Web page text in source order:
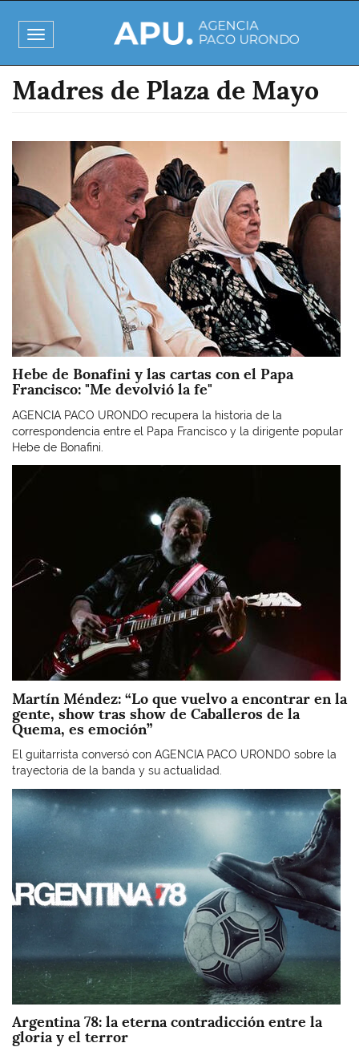
al
contenido
principal
Toggle
navigation
Madres de Plaza de Mayo
Hebe de Bonafini y las cartas con el Papa
Francisco: "Me devolvió la fe"
AGENCIA PACO URONDO recupera la historia de la
correspondencia entre el Papa Francisco y la dirigente popular
Hebe de Bonafini.
Martín Méndez: “Lo que vuelvo a encontrar en la
gente, show tras show de Caballeros de la
Quema, es emoción”
El guitarrista conversó con AGENCIA PACO URONDO sobre la
trayectoria de la banda y su actualidad.
Imagen
Argentina 78: la eterna contradicción entre la
gloria y el terror